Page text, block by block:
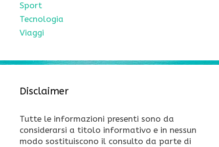
Sport
Tecnologia
Viaggi
Disclaimer
Tutte le informazioni presenti sono da
considerarsi a titolo informativo e in nessun
modo sostituiscono il consulto da parte di